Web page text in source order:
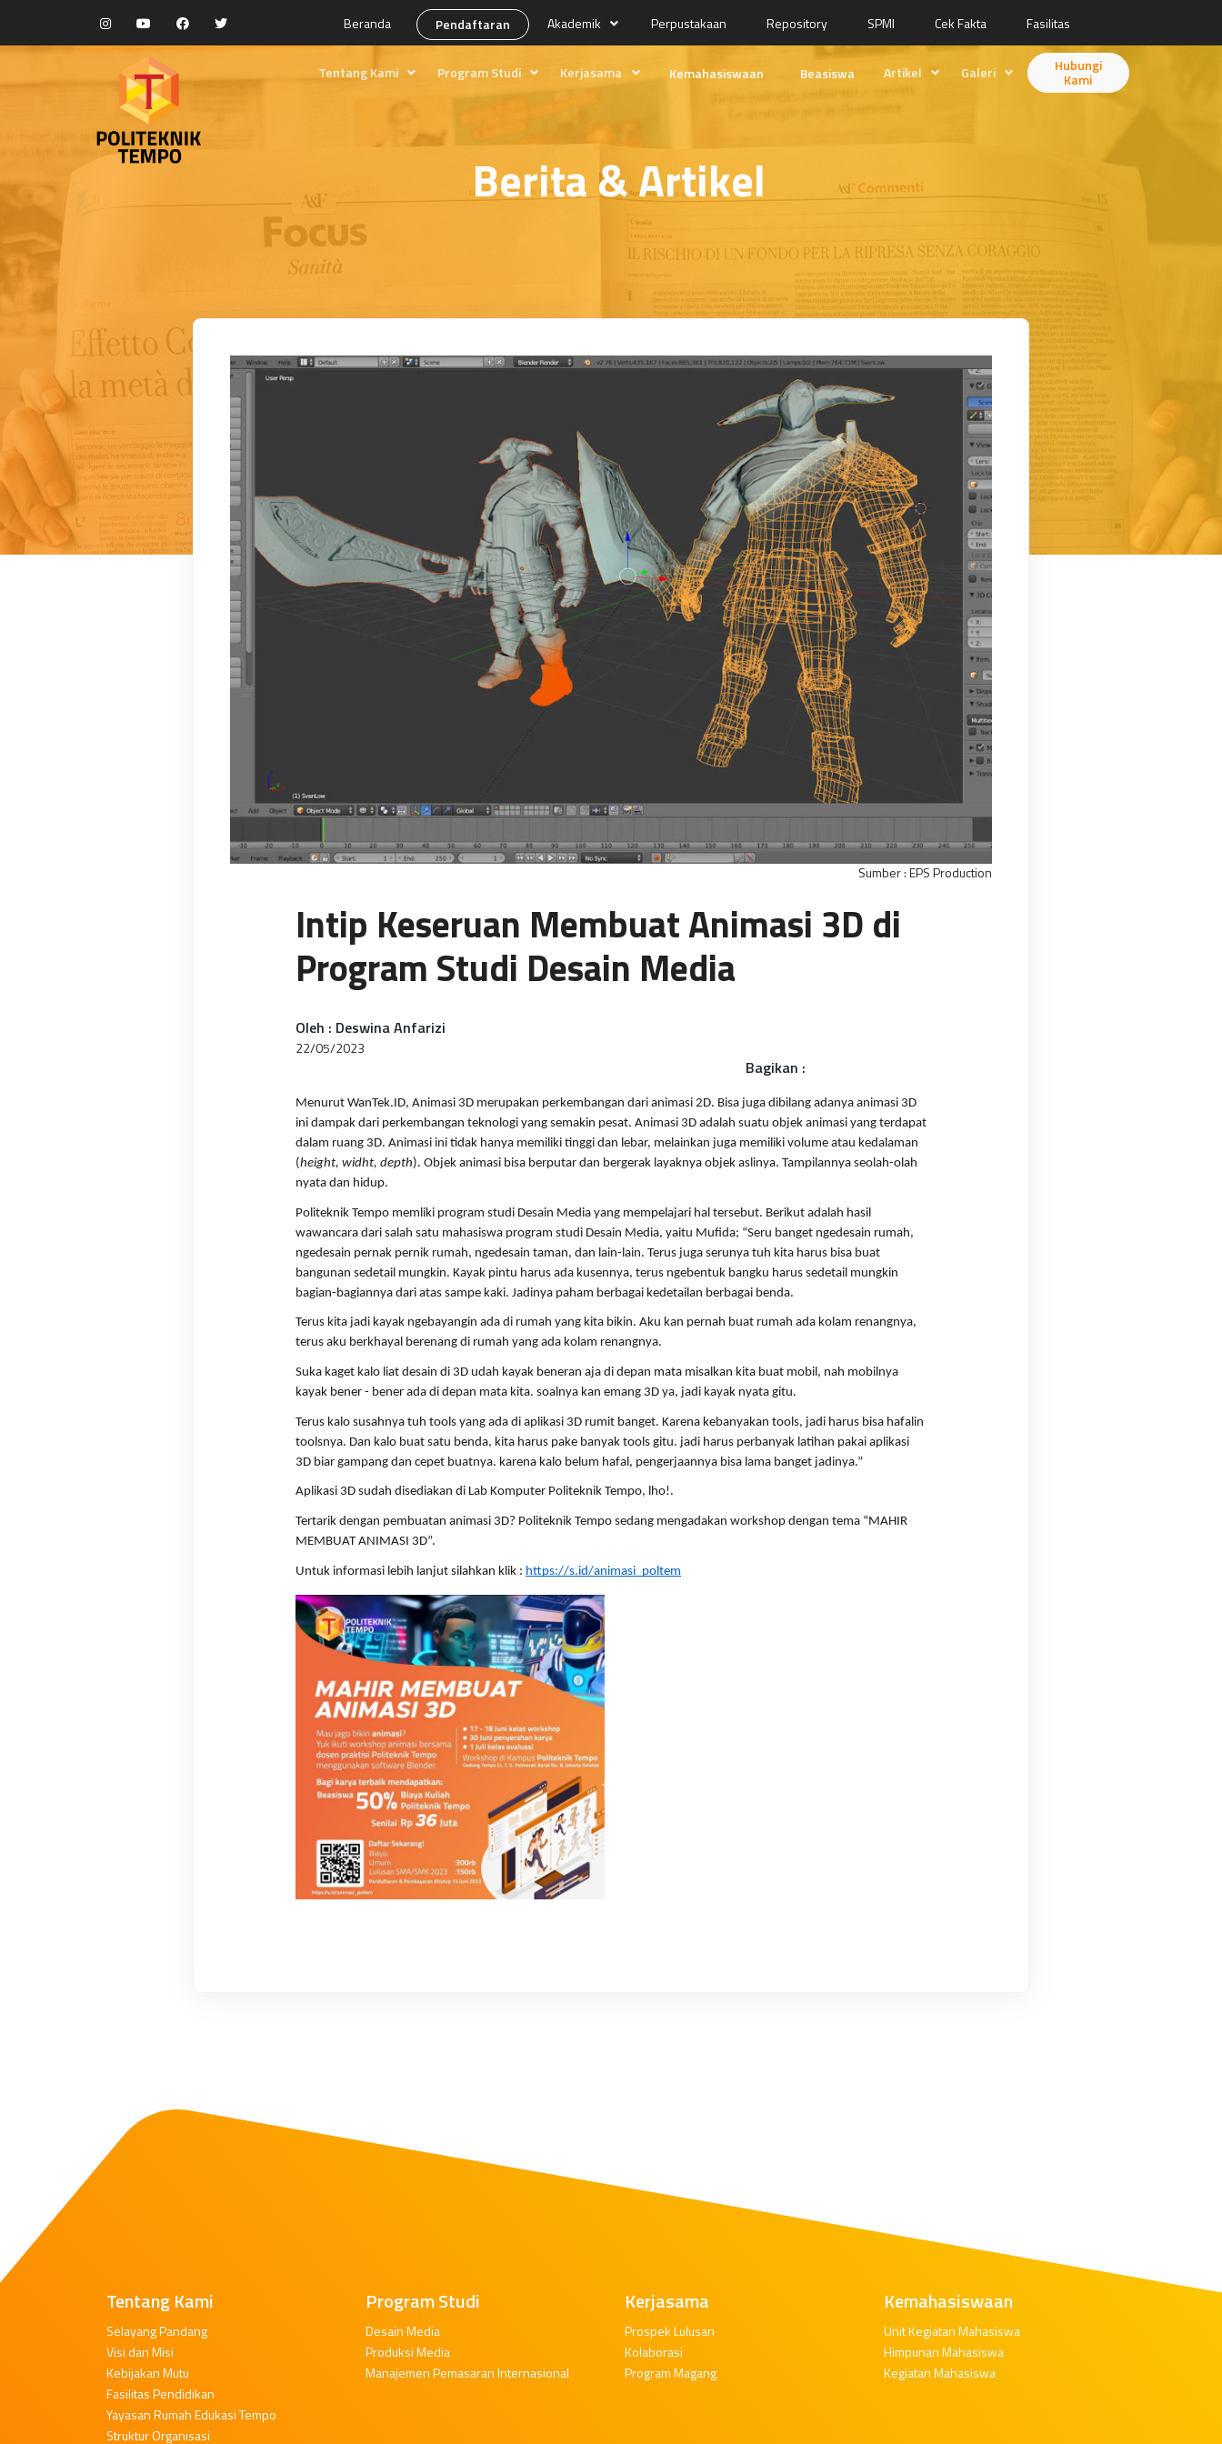
Beranda Pendaftaran Akademik Perpustakaan Repository SPMI Cek Fakta Fasilitas
Berita & Artikel
Sumber : EPS Production
Intip Keseruan Membuat Animasi 3D di
Program Studi Desain Media
Oleh : Deswina Anfarizi
22/05/2023
Bagikan :
Menurut WanTek.ID, Animasi 3D merupakan perkembangan dari animasi 2D. Bisa juga dibilang adanya animasi 3D
ini dampak dari perkembangan teknologi yang semakin pesat. Animasi 3D adalah suatu objek animasi yang terdapat
dalam ruang 3D. Animasi ini tidak hanya memiliki tinggi dan lebar, melainkan juga memiliki volume atau kedalaman
(height, widht, depth). Objek animasi bisa berputar dan bergerak layaknya objek aslinya. Tampilannya seolah-olah
nyata dan hidup.
Politeknik Tempo memliki program studi Desain Media yang mempelajari hal tersebut. Berikut adalah hasil
wawancara dari salah satu mahasiswa program studi Desain Media, yaitu Mufida; “Seru banget ngedesain rumah,
ngedesain pernak pernik rumah, ngedesain taman, dan lain-lain. Terus juga serunya tuh kita harus bisa buat
bangunan sedetail mungkin. Kayak pintu harus ada kusennya, terus ngebentuk bangku harus sedetail mungkin
bagian-bagiannya dari atas sampe kaki. Jadinya paham berbagai kedetailan berbagai benda.
Terus kita jadi kayak ngebayangin ada di rumah yang kita bikin. Aku kan pernah buat rumah ada kolam renangnya,
terus aku berkhayal berenang di rumah yang ada kolam renangnya.
Suka kaget kalo liat desain di 3D udah kayak beneran aja di depan mata misalkan kita buat mobil, nah mobilnya
kayak bener - bener ada di depan mata kita. soalnya kan emang 3D ya, jadi kayak nyata gitu.
Terus kalo susahnya tuh tools yang ada di aplikasi 3D rumit banget. Karena kebanyakan tools, jadi harus bisa hafalin
toolsnya. Dan kalo buat satu benda, kita harus pake banyak tools gitu. jadi harus perbanyak latihan pakai aplikasi
3D biar gampang dan cepet buatnya. karena kalo belum hafal, pengerjaannya bisa lama banget jadinya.”
Aplikasi 3D sudah disediakan di Lab Komputer Politeknik Tempo, lho!.
Tertarik dengan pembuatan animasi 3D? Politeknik Tempo sedang mengadakan workshop dengan tema “MAHIR
MEMBUAT ANIMASI 3D”.
Untuk informasi lebih lanjut silahkan klik : https://s.id/animasi_poltem
Tentang Kami
Kebijakan Mutu
Fasilitas Pendidikan
Yayasan Rumah Edukasi Tempo
Program Studi
Manajemen Pemasaran Internasional
Kerjasama
Program Magang
Kemahasiswaan Beasiswa Artikel Galeri
Ilustrasi
Fotografi
Hubungi
Kami
Tentang Kami
Selayang Pandang
Visi dan Misi
Kebijakan Mutu
Fasilitas Pendidikan
Yayasan Rumah Edukasi Tempo
Struktur Organisasi
Program Studi
Desain Media
Produksi Media
Manajemen Pemasaran Internasional
Kerjasama
Prospek Lulusan
Kolaborasi
Program Magang
Kemahasiswaan
Unit Kegiatan Mahasiswa
Himpunan Mahasiswa
Kegiatan Mahasiswa